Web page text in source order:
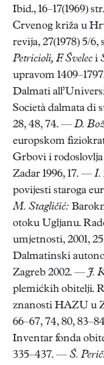
Ibid., 16–17(1969)
Crvenog križa u
revija, 27(1978) 5/
Petricioli, F. Švelec i
upravom
Dalmati
Società dalmata di
28, 48, 74. — D.
europskom
Grbovi i
Zadar 1996, 17. — I.
povijesti staroga
M. Stagličić:
otoku Ugljanu.
umjetnosti, 2001,
Dalmatinski
Zagreb 2002. — J.
plemićkih obitelji.
znanosti HAZU u
66–67, 74, 80,
Inventar fonda
335–437. — Š.